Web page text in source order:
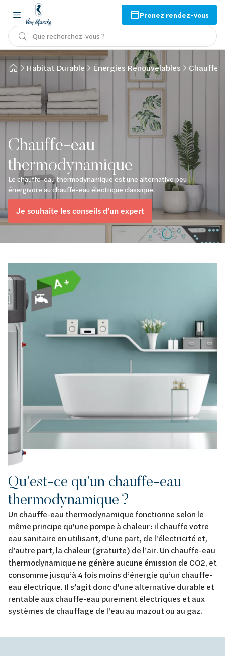
Prenez rendez-vous
Que recherchez-vous ?
Habitat Durable Énergies Renouvelables Chauffe-
Chauffe-eau
thermodynamique
Le chauffe-eau thermodynamique est une alternative peu
énergivore au chauffe-eau électrique classique.
Je souhaite les conseils d’un expert
Qu’est-ce qu’un chauffe-eau
thermodynamique ?
Un chauffe-eau thermodynamique fonctionne selon le
même principe qu'une pompe à chaleur : il chauffe votre
eau sanitaire en utilisant, d’une part, de l'électricité et,
d’autre part, la chaleur (gratuite) de l’air. Un chauffe-eau
thermodynamique ne génère aucune émission de CO2, et
consomme jusqu’à 4 fois moins d’énergie qu’un chauffe-
eau électrique. Il s’agit donc d'une alternative durable et
rentable aux chauffe-eau purement électriques et aux
systèmes de chauffage de l'eau au mazout ou au gaz.